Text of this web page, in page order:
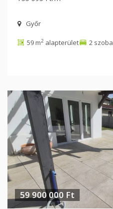
Győr
59 m2 alapterület 2 szoba
59 900 000 Ft